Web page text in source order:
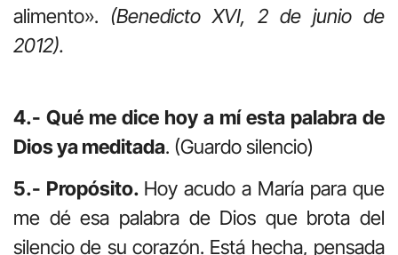
alimento». (Benedicto XVI, 2 de junio de
2012).
4.- Qué me dice hoy a mí esta palabra de
Dios ya meditada. (Guardo silencio)
5.- Propósito. Hoy acudo a María para que
me dé esa palabra de Dios que brota del
silencio de su corazón. Está hecha, pensada